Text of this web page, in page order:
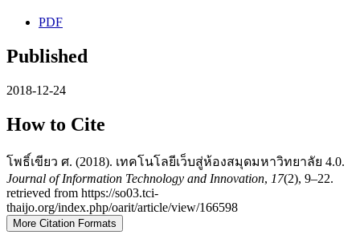
PDF
Published
2018-12-24
How to Cite
โพธิ์เขียว ศ. (2018). เทคโนโลยีเว็บสู่ห้องสมุดมหาวิทยาลัย 4.0.
Journal of Information Technology and Innovation, 17(2), 9–22.
retrieved from https://so03.tci-
thaijo.org/index.php/oarit/article/view/166598
More Citation Formats